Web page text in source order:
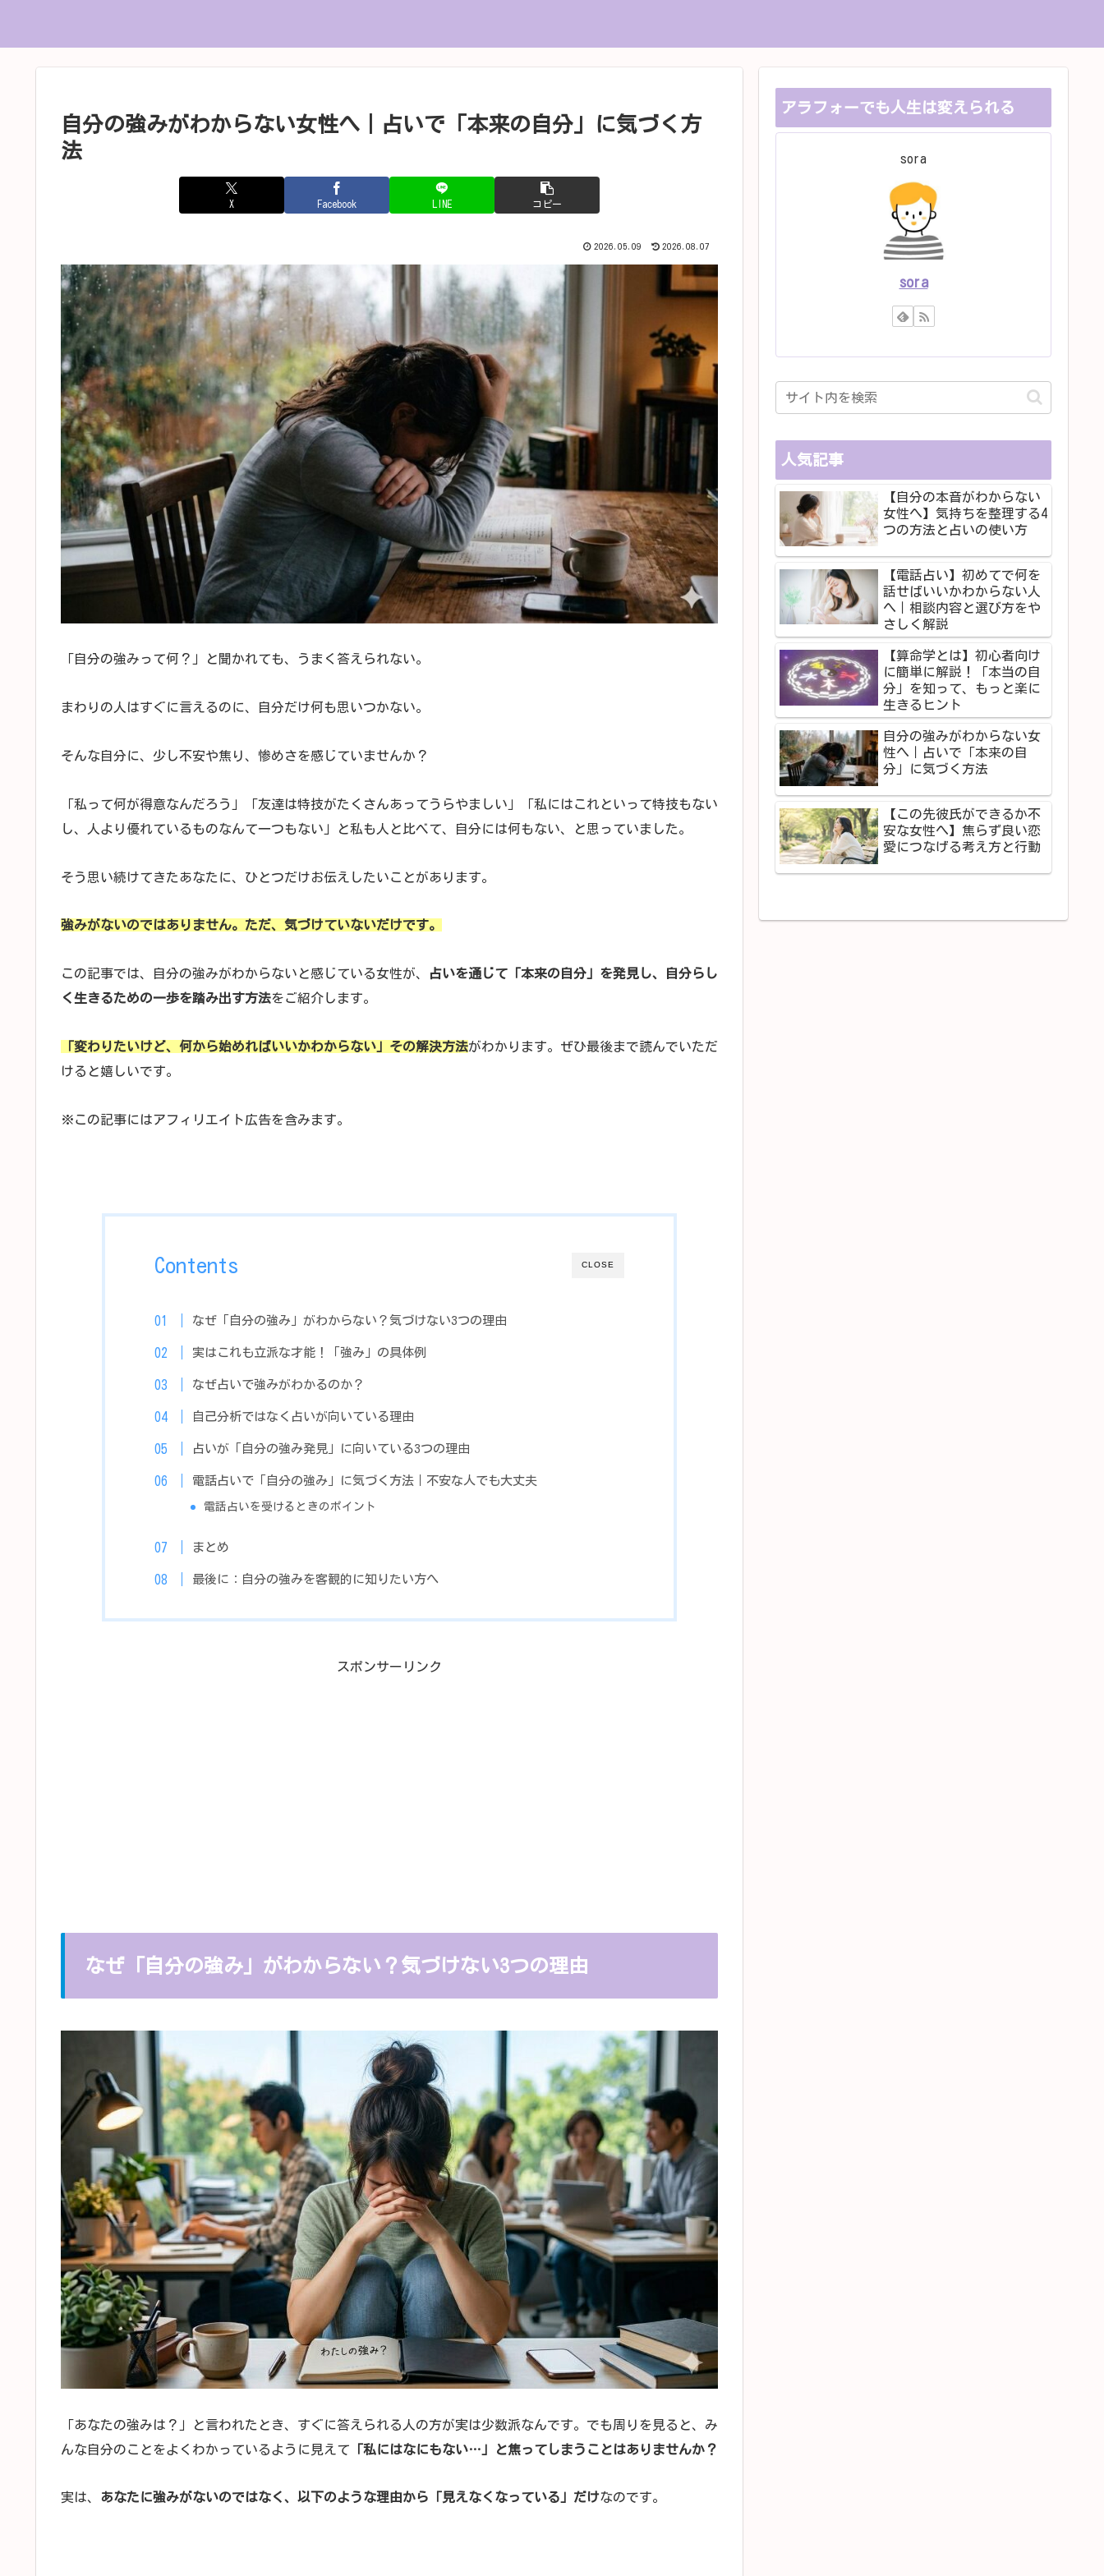
自分の強みがわからない女性へ｜占いで「本来の自分」に気づく方
法
X Facebook LINE コピー
2026.05.09 2026.08.07
「自分の強みって何？」と聞かれても、うまく答えられない。
まわりの人はすぐに言えるのに、自分だけ何も思いつかない。
そんな自分に、少し不安や焦り、惨めさを感じていませんか？
「私って何が得意なんだろう」「友達は特技がたくさんあってうらやましい」「私にはこれといって特技もない
し、人より優れているものなんて一つもない」と私も人と比べて、自分には何もない、と思っていました。
そう思い続けてきたあなたに、ひとつだけお伝えしたいことがあります。
強みがないのではありません。ただ、気づけていないだけです。
この記事では、自分の強みがわからないと感じている女性が、
占いを通じて「本来の自分」を発見し、自分らし
く生きるための一歩を踏み出す方法をご紹介します。
「変わりたいけど、何から始めればいいかわからない」その解決方法がわかります。ぜひ最後まで読んでいただ
けると嬉しいです。
※この記事にはアフィリエイト広告を含みます。
CLOSE
Contents
なぜ「自分の強み」がわからない？気づけない3つの理由
実はこれも立派な才能！「強み」の具体例
なぜ占いで強みがわかるのか？
自己分析ではなく占いが向いている理由
占いが「自分の強み発見」に向いている3つの理由
電話占いで「自分の強み」に気づく方法｜不安な人でも大丈夫
電話占いを受けるときのポイント
まとめ
最後に：自分の強みを客観的に知りたい方へ
スポンサーリンク
なぜ「自分の強み」がわからない？気づけない3つの理由
「あなたの強みは？」と言われたとき、すぐに答えられる人の方が実は少数派なんです。でも周りを見ると、み
んな自分のことをよくわかっているように見えて 「私にはなにもない…」と焦ってしまうことはありませんか？
実は、 あなたに強みがないのではなく、以下のような理由から「見えなくなっている」だけなのです。
アラフォーでも人生は変えられる
sora
sora
人気記事
【自分の本音がわからない
女性へ】気持ちを整理する4
つの方法と占いの使い方
【電話占い】初めてで何を
話せばいいかわからない人
へ｜相談内容と選び方をや
さしく解説
【算命学とは】初心者向け
に簡単に解説！「本当の自
分」を知って、もっと楽に
生きるヒント
自分の強みがわからない女
性へ｜占いで「本来の自
分」に気づく方法
【この先彼氏ができるか不
安な女性へ】焦らず良い恋
愛につなげる考え方と行動